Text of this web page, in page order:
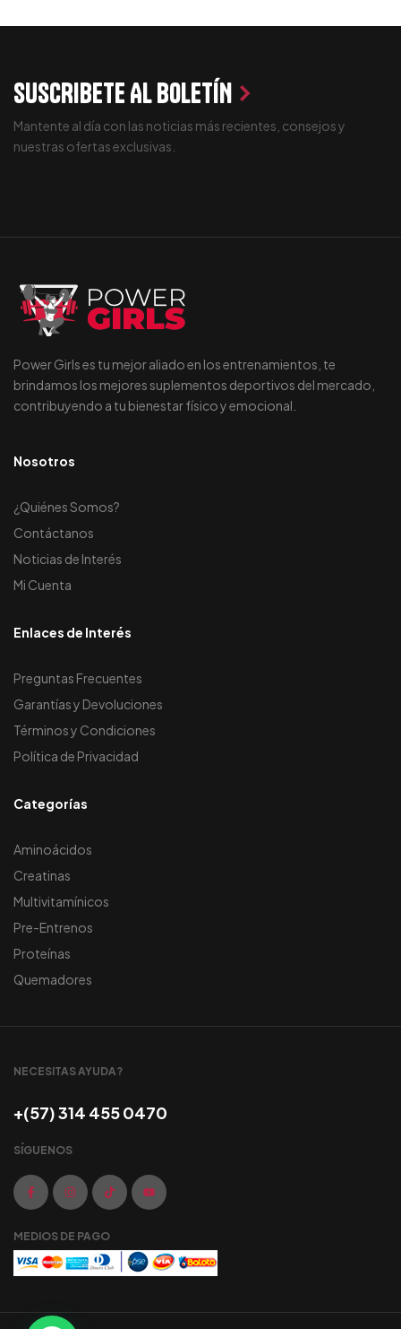
SUSCRIBETE AL BOLETÍN
Mantente al día con las noticias más recientes, consejos y
nuestras ofertas exclusivas.
Power Girls es tu mejor aliado en los entrenamientos, te
brindamos los mejores suplementos deportivos del mercado,
contribuyendo a tu bienestar físico y emocional.
Nosotros
¿Quiénes Somos?
Contáctanos
Noticias de Interés
Mi Cuenta
Enlaces de Interés
Preguntas Frecuentes
Garantías y Devoluciones
Términos y Condiciones
Política de Privacidad
Categorías
Aminoácidos
Creatinas
Multivitamínicos
Pre-Entrenos
Proteínas
Quemadores
NECESITAS AYUDA?
+(57) 314 455 0470
SÍGUENOS
MEDIOS DE PAGO